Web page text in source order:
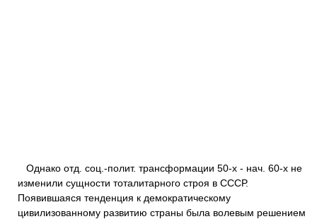
Однако отд. соц.-полит. трансформации 50-х - нач. 60-х не
изменили сущности тоталитарного строя в СССР.
Появившаяся тенденция к демократическому
цивилизованному развитию страны была волевым решением